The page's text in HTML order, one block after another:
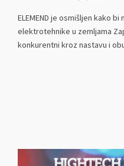
ELEMEND je osmišljen kako
elektrotehnike u zemljama
konkurentni kroz nastavu i